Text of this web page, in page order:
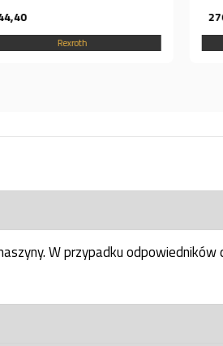
Rexroth
W przypadku